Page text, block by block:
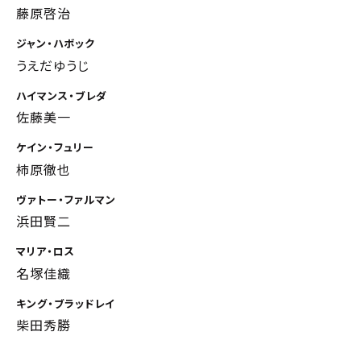
藤原啓治
ジャン・ハボック
うえだゆうじ
ハイマンス・ブレダ
佐藤美一
ケイン・フュリー
柿原徹也
ヴァトー・ファルマン
浜田賢二
マリア・ロス
名塚佳織
キング・ブラッドレイ
柴田秀勝